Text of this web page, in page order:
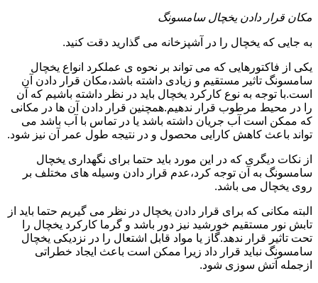
مکان قرار دادن یخچال سامسونگ
به جایی که یخچال را در آشپزخانه می گذارید دقت کنید.
یکی از فاکتورهایی که می تواند بر نحوه ی عملکرد انواع یخچال
سامسونگ تاثیر مستقیم و زیادی داشته باشد،مکان قرار دادن آن
است.با توجه به نوع کارکرد یخچال باید در نظر داشته باشیم که آن
را در محیط مرطوب قرار ندهیم.همچنین قرار دادن آن ها در مکانی
که ممکن است آب جریان داشته باشد یا در تماس با آب باشد می
تواند باعث کاهش کارایی محصول و در نتیجه طول عمر آن نیز شود.
از نکات دیگری که در این مورد باید حتما برای نگهداری یخچال
سامسونگ به آن توجه کرد،عدم قرار دادن وسیله های مختلف بر
روی یخچال می باشد.
البته مکانی که برای قرار دادن یخچال در نظر می گیریم حتما باید از
تابش نور مستقیم خورشید نیز دور باشد و گرما کارکرد یخچال را
تحت تاثیر قرار ندهد.گاز یا مواد قابل اشتعال را در نزدیکی یخچال
سامسونگ نباید قرار داد زیرا ممکن است باعث ایجاد خطراتی
ازجمله آتش سوزی شود.